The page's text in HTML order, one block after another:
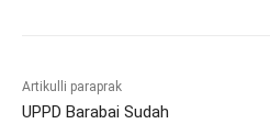
Artikulli paraprak
UPPD Barabai Sudah